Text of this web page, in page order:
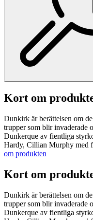
Kort om
Dunkirk är berättelsen om
trupper som blir invaderade
Dunkerque av fientliga
Hardy, Cillian Murphy med
om produkten
Kort om
Dunkirk är berättelsen om
trupper som blir invaderade
Dunkerque av fientliga